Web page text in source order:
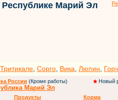
Марий Эл
Тритикале Сорго Вика Люпин
России (Кроме работы)
Новый
Марий Эл
Продукты
Корма